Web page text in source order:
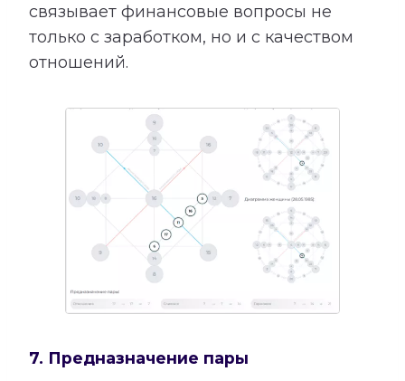
связывает финансовые вопросы не
только с заработком, но и с качеством
отношений.
7. Предназначение пары